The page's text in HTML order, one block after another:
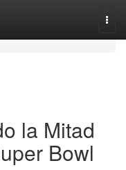
la Mitad
Bowl